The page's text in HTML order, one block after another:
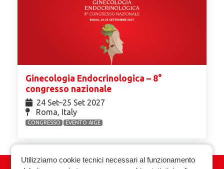
Ginecologia Endocrinologica – 8°
congresso nazionale
24 Set⁠–25 Set 2027
Roma, Italy
CONGRESSO EVENTO AIGE
Utilizziamo cookie tecnici necessari al funzionamento